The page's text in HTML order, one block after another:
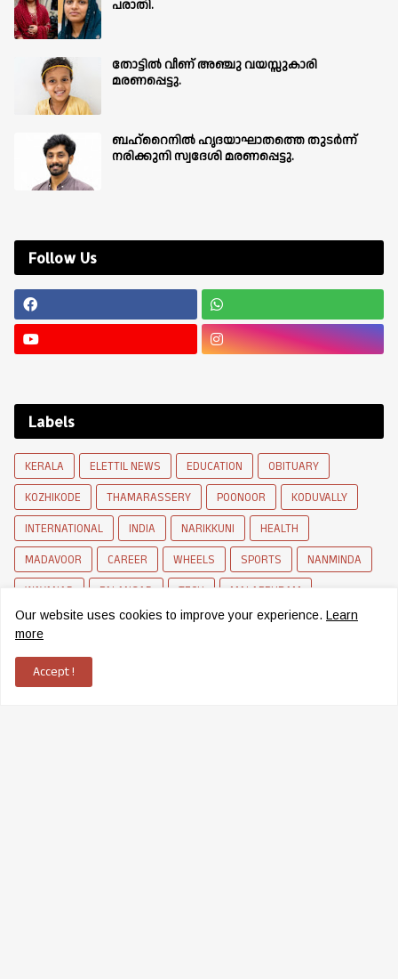
പരാതി.
തോട്ടിൽ വീണ് അഞ്ചു വയസ്സുകാരി
മരണപ്പെട്ടു.
ബഹ്‌റൈനിൽ ഹൃദയാഘാതത്തെ തുടർന്ന്
നരിക്കുനി സ്വദേശി മരണപ്പെട്ടു.
Follow Us
Labels
KERALA ELETTIL NEWS EDUCATION
OBITUARY
KOZHIKODE
THAMARASSERY POONOOR
KODUVALLY
INTERNATIONAL
INDIA NARIKKUNI
HEALTH
MADAVOOR
CAREER WHEELS SPORTS
NANMINDA
WAYANAD
PALANGAD TECH
MALAPPURAM
BALUSSERY
SCHOLARSHIP MOVIE CRIME
FARMING
BUSINESS
Our website uses cookies to improve your experience. Learn
more
Accept !